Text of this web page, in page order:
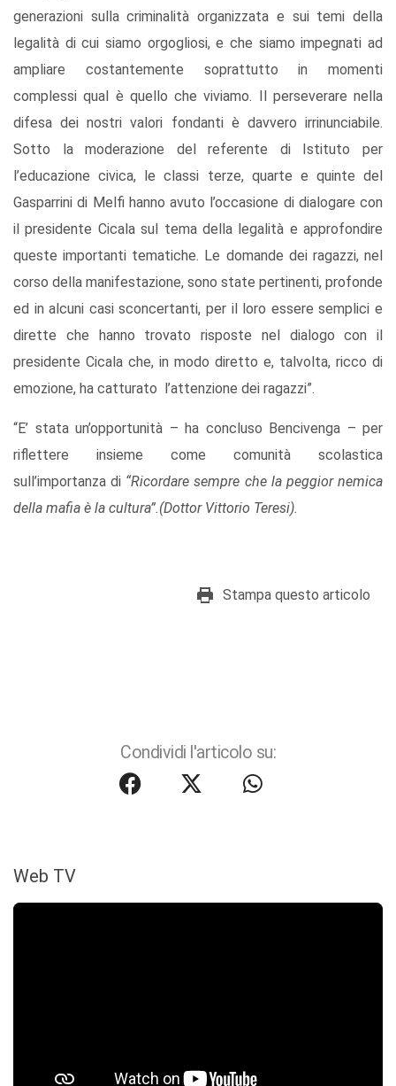
generazioni sulla criminalità organizzata e sui temi della
legalità di cui siamo orgogliosi, e che siamo impegnati ad
ampliare costantemente soprattutto in momenti
complessi qual è quello che viviamo. Il perseverare nella
difesa dei nostri valori fondanti è davvero irrinunciabile.
Sotto la moderazione del referente di Istituto per
l’educazione civica, le classi terze, quarte e quinte del
Gasparrini di Melfi hanno avuto l’occasione di dialogare con
il presidente Cicala sul tema della legalità e approfondire
queste importanti tematiche. Le domande dei ragazzi, nel
corso della manifestazione, sono state pertinenti, profonde
ed in alcuni casi sconcertanti, per il loro essere semplici e
dirette che hanno trovato risposte nel dialogo con il
presidente Cicala che, in modo diretto e, talvolta, ricco di
emozione, ha catturato l’attenzione dei ragazzi”.
“E’ stata un’opportunità – ha concluso Bencivenga – per
riflettere insieme come comunità scolastica
sull’importanza di “Ricordare sempre che la peggior nemica
della mafia è la cultura”.(Dottor Vittorio Teresi).
Stampa questo articolo
Condividi l'articolo su:
Web TV